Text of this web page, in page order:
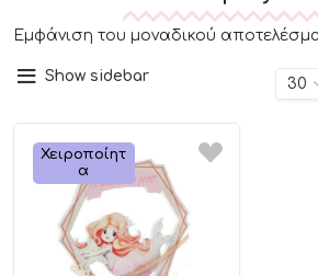
Εμφάνιση του μοναδικού
Show sidebar
Χειροποίητ
Α